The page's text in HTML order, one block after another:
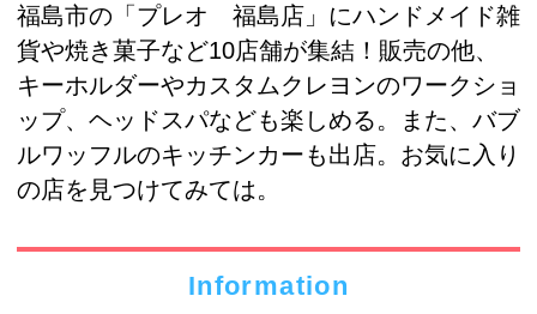
福島市の「プレオ 福島店」にハンドメイド雑
貨や焼き菓子など10店舗が集結！販売の他、
キーホルダーやカスタムクレヨンのワークショ
ップ、ヘッドスパなども楽しめる。また、バブ
ルワッフルのキッチンカーも出店。お気に入り
の店を見つけてみては。
Information